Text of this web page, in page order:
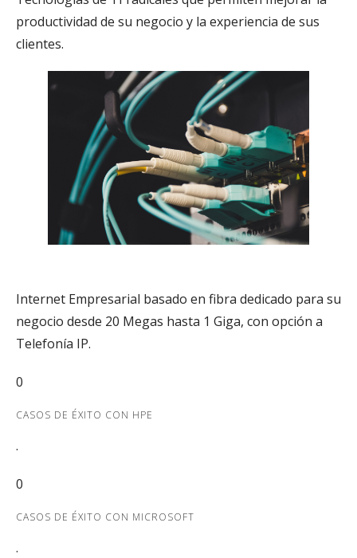
productividad de su negocio y la experiencia de sus
clientes.
Internet Empresarial basado en fibra dedicado para su
negocio desde 20 Megas hasta 1 Giga, con opción a
Telefonía IP.
0
CASOS DE ÉXITO CON HPE
.
0
CASOS DE ÉXITO CON MICROSOFT
.